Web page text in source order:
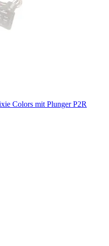
Colors mit Plunger P2R